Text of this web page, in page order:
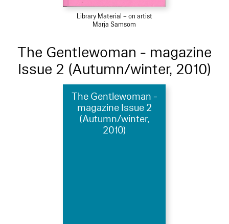
Library Material – on artist
Marja Samsom
The Gentlewoman - magazine
Issue 2 (Autumn/winter, 2010)
The Gentlewoman -
magazine Issue 2
(Autumn/winter,
2010)